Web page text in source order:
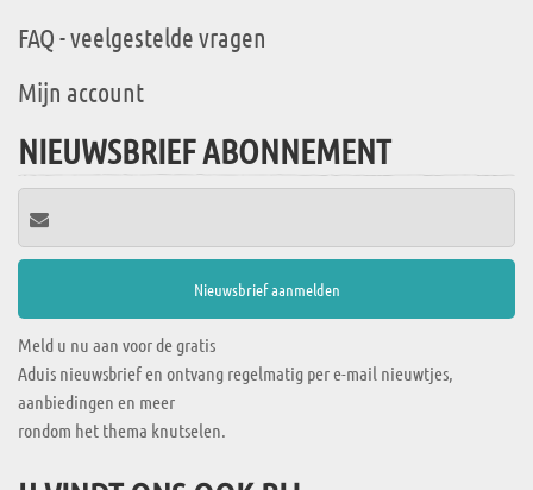
FAQ - veelgestelde vragen
Mijn account
NIEUWSBRIEF ABONNEMENT
Meld u nu aan voor de gratis
Aduis nieuwsbrief en ontvang regelmatig per e-mail nieuwtjes,
aanbiedingen en meer
rondom het thema knutselen.